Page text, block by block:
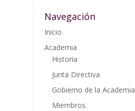
Navegación
Inicio
Academia
Historia
Junta Directiva
Gobierno de la Academia
Miembros